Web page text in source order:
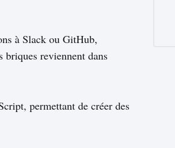
à Slack ou GitHub,
reviennent dans
permettant de créer des